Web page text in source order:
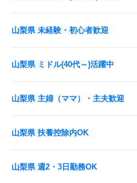
山梨県 未経験・初心者歓迎
山梨県 ミドル(40代～)活躍中
山梨県 主婦（ママ）・主夫歓迎
山梨県 扶養控除内OK
山梨県 週2・3日勤務OK